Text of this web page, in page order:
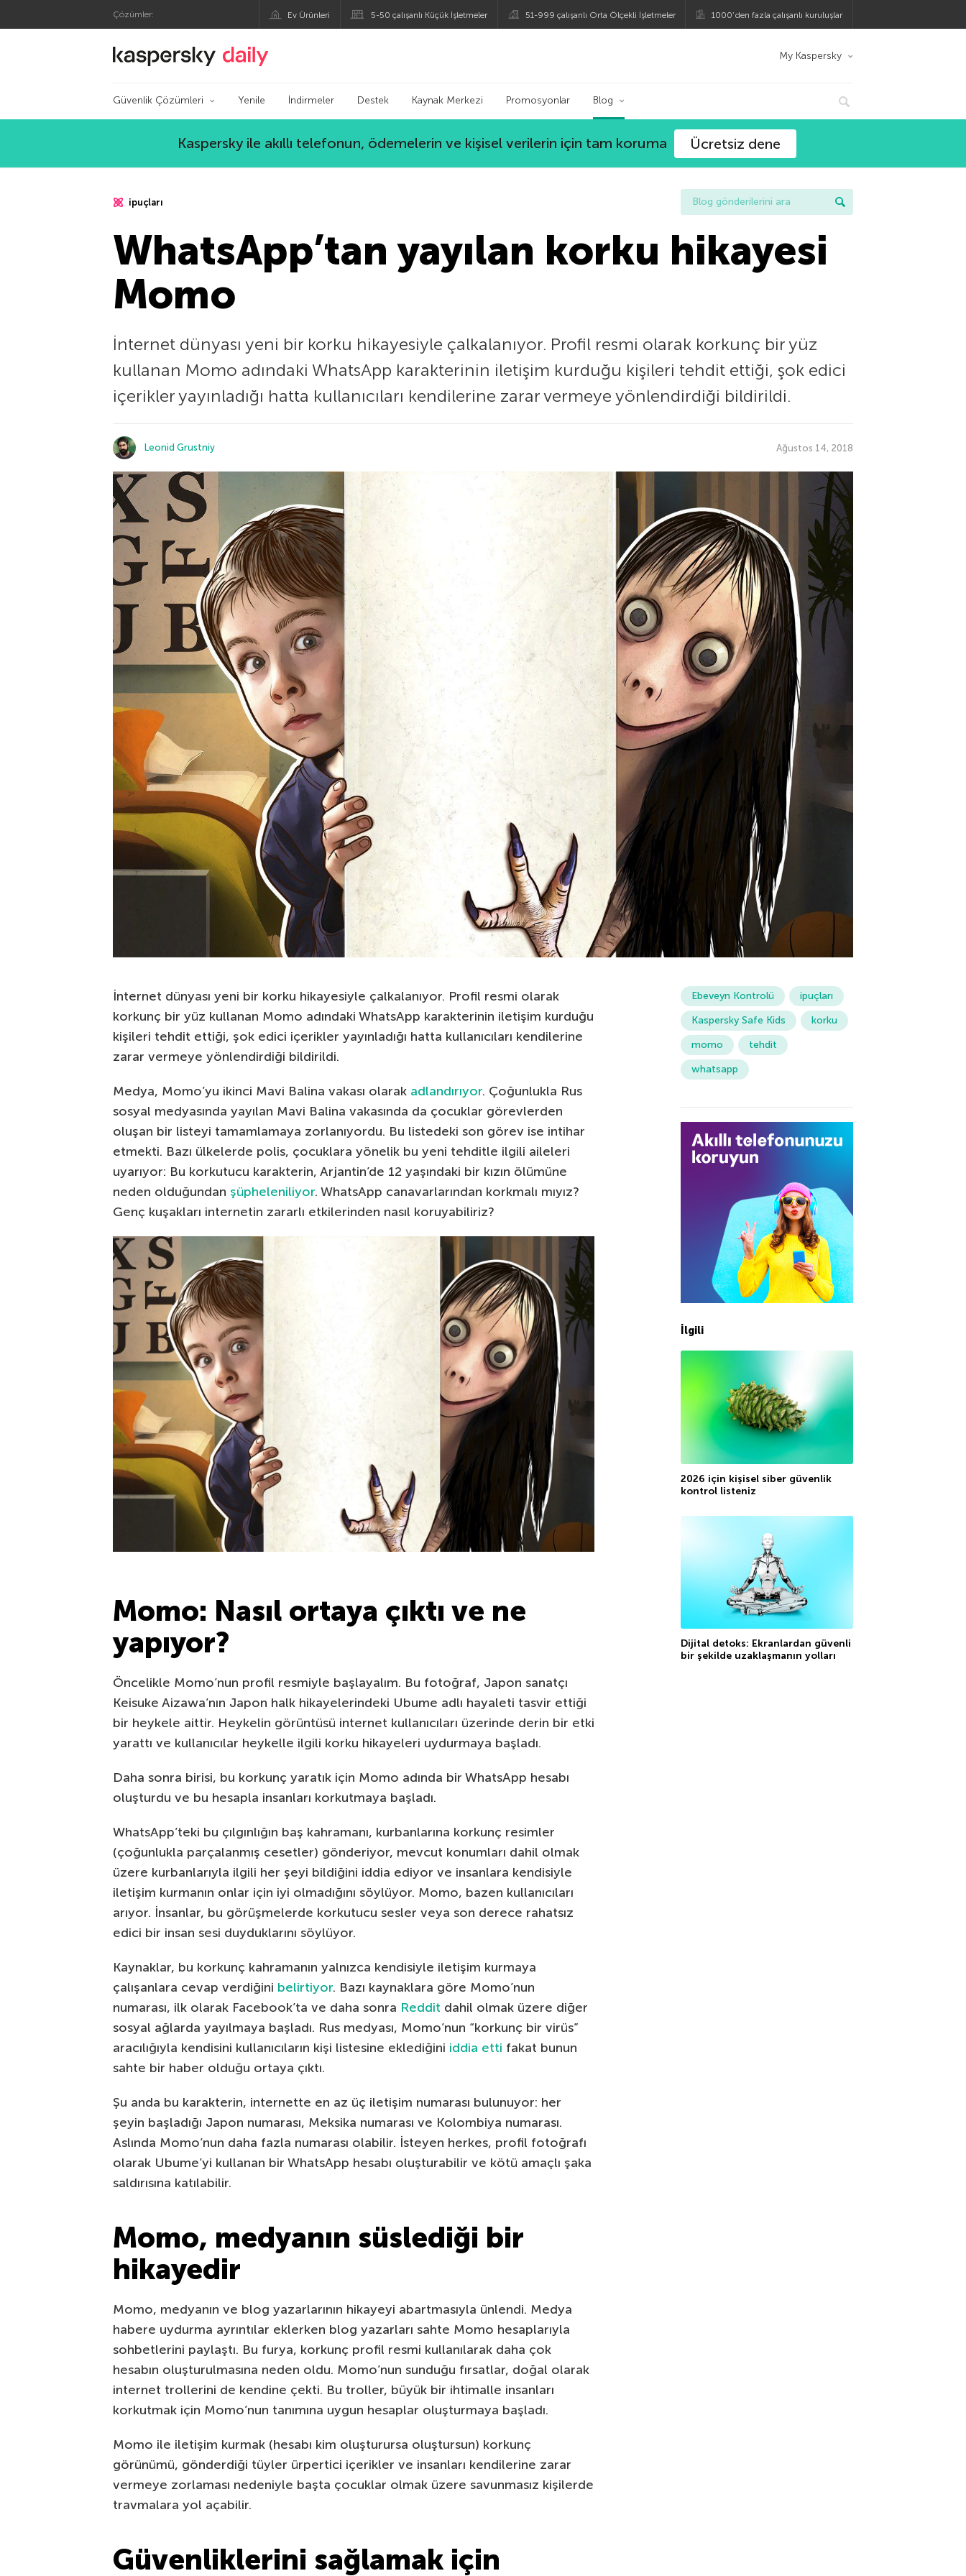
Çözümler: Ev Ürünleri 5-50 çalışanlı Küçük İşletmeler 51-999 çalışanlı Orta Ölçekli İşletmeler 1000’den fazla çalışanlı kuruluşlar
Kaspersky Resmi Blogu My Kaspersky
Güvenlik Çözümleri Yenile İndirmeler Destek Kaynak Merkezi Promosyonlar Blog
Kaspersky ile akıllı telefonun, ödemelerin ve kişisel verilerin için tam koruma Ücretsiz dene
ipuçları
WhatsApp’tan yayılan korku hikayesi
Momo
İnternet dünyası yeni bir korku hikayesiyle çalkalanıyor. Profil resmi olarak korkunç bir yüz
kullanan Momo adındaki WhatsApp karakterinin iletişim kurduğu kişileri tehdit ettiği, şok edici
içerikler yayınladığı hatta kullanıcıları kendilerine zarar vermeye yönlendirdiği bildirildi.
Leonid Grustniy Ağustos 14, 2018
İnternet dünyası yeni bir korku hikayesiyle çalkalanıyor. Profil resmi olarak
korkunç bir yüz kullanan Momo adındaki WhatsApp karakterinin iletişim kurduğu
kişileri tehdit ettiği, şok edici içerikler yayınladığı hatta kullanıcıları kendilerine
zarar vermeye yönlendirdiği bildirildi.
Medya, Momo’yu ikinci Mavi Balina vakası olarak adlandırıyor. Çoğunlukla Rus
sosyal medyasında yayılan Mavi Balina vakasında da çocuklar görevlerden
oluşan bir listeyi tamamlamaya zorlanıyordu. Bu listedeki son görev ise intihar
etmekti. Bazı ülkelerde polis, çocuklara yönelik bu yeni tehditle ilgili aileleri
uyarıyor: Bu korkutucu karakterin, Arjantin’de 12 yaşındaki bir kızın ölümüne
neden olduğundan şüpheleniliyor. WhatsApp canavarlarından korkmalı mıyız?
Genç kuşakları internetin zararlı etkilerinden nasıl koruyabiliriz?
Momo: Nasıl ortaya çıktı ve ne
yapıyor?
Öncelikle Momo’nun profil resmiyle başlayalım. Bu fotoğraf, Japon sanatçı
Keisuke Aizawa’nın Japon halk hikayelerindeki Ubume adlı hayaleti tasvir ettiği
bir heykele aittir. Heykelin görüntüsü internet kullanıcıları üzerinde derin bir etki
yarattı ve kullanıcılar heykelle ilgili korku hikayeleri uydurmaya başladı.
Daha sonra birisi, bu korkunç yaratık için Momo adında bir WhatsApp hesabı
oluşturdu ve bu hesapla insanları korkutmaya başladı.
WhatsApp’teki bu çılgınlığın baş kahramanı, kurbanlarına korkunç resimler
(çoğunlukla parçalanmış cesetler) gönderiyor, mevcut konumları dahil olmak
üzere kurbanlarıyla ilgili her şeyi bildiğini iddia ediyor ve insanlara kendisiyle
iletişim kurmanın onlar için iyi olmadığını söylüyor. Momo, bazen kullanıcıları
arıyor. İnsanlar, bu görüşmelerde korkutucu sesler veya son derece rahatsız
edici bir insan sesi duyduklarını söylüyor.
Kaynaklar, bu korkunç kahramanın yalnızca kendisiyle iletişim kurmaya
çalışanlara cevap verdiğini belirtiyor. Bazı kaynaklara göre Momo’nun
numarası, ilk olarak Facebook’ta ve daha sonra Reddit dahil olmak üzere diğer
sosyal ağlarda yayılmaya başladı. Rus medyası, Momo’nun “korkunç bir virüs”
aracılığıyla kendisini kullanıcıların kişi listesine eklediğini iddia etti fakat bunun
sahte bir haber olduğu ortaya çıktı.
Şu anda bu karakterin, internette en az üç iletişim numarası bulunuyor: her
şeyin başladığı Japon numarası, Meksika numarası ve Kolombiya numarası.
Aslında Momo’nun daha fazla numarası olabilir. İsteyen herkes, profil fotoğrafı
olarak Ubume’yi kullanan bir WhatsApp hesabı oluşturabilir ve kötü amaçlı şaka
saldırısına katılabilir.
Momo, medyanın süslediği bir
hikayedir
Momo, medyanın ve blog yazarlarının hikayeyi abartmasıyla ünlendi. Medya
habere uydurma ayrıntılar eklerken blog yazarları sahte Momo hesaplarıyla
sohbetlerini paylaştı. Bu furya, korkunç profil resmi kullanılarak daha çok
hesabın oluşturulmasına neden oldu. Momo’nun sunduğu fırsatlar, doğal olarak
internet trollerini de kendine çekti. Bu troller, büyük bir ihtimalle insanları
korkutmak için Momo’nun tanımına uygun hesaplar oluşturmaya başladı.
Momo ile iletişim kurmak (hesabı kim oluşturursa oluştursun) korkunç
görünümü, gönderdiği tüyler ürpertici içerikler ve insanları kendilerine zarar
vermeye zorlaması nedeniyle başta çocuklar olmak üzere savunmasız kişilerde
travmalara yol açabilir.
Güvenliklerini sağlamak için
Ebeveyn Kontrolü
ipuçları
Kaspersky Safe Kids
korku
momo
tehdit
whatsapp
İlgili
2026 için kişisel siber güvenlik
kontrol listeniz
Dijital detoks: Ekranlardan güvenli
bir şekilde uzaklaşmanın yolları